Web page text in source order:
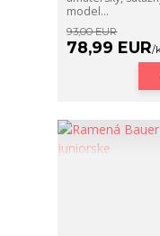
model...
93,00 EUR
78,99 EUR/